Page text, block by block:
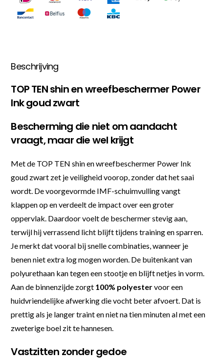
Beschrijving
TOP TEN shin en wreefbeschermer Power
Ink goud zwart
Bescherming die niet om aandacht
vraagt, maar die wel krijgt
Met de TOP TEN shin en wreefbeschermer Power Ink
goud zwart zet je veiligheid voorop, zonder dat het saai
wordt. De voorgevormde IMF-schuimvulling vangt
klappen op en verdeelt de impact over een groter
oppervlak. Daardoor voelt de beschermer stevig aan,
terwijl hij verrassend licht blijft tijdens training en sparren.
Je merkt dat vooral bij snelle combinaties, wanneer je
benen niet extra log mogen worden. De buitenkant van
polyurethaan kan tegen een stootje en blijft netjes in vorm.
Aan de binnenzijde zorgt 100% polyestervoor een
huidvriendelijke afwerking die vocht beter afvoert. Dat is
prettig als je langer traint en niet na tien minuten al met een
zweterige boel zit te hannesen.
Vastzitten zonder gedoe